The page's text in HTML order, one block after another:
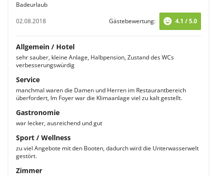
Badeurlaub
02.08.2018
Gästebewertung: 4.1 / 5.0
Allgemein / Hotel
sehr sauber, kleine Anlage, Halbpension, Zustand des WCs
verbesserungswürdig
Service
manchmal waren die Damen und Herren im Restaurantbereich
überfordert, Im Foyer war die Klimaanlage viel zu kalt gestellt.
Gastronomie
war lecker, ausreichend und gut
Sport / Wellness
zu viel Angebote mit den Booten, dadurch wird die Unterwasserwelt
gestört.
Zimmer